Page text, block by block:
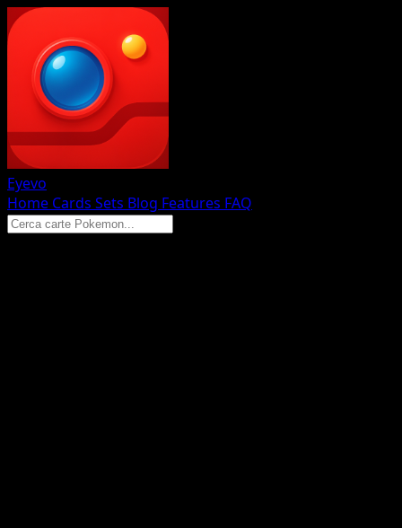
Eyevo
Home Cards Sets Blog Features FAQ